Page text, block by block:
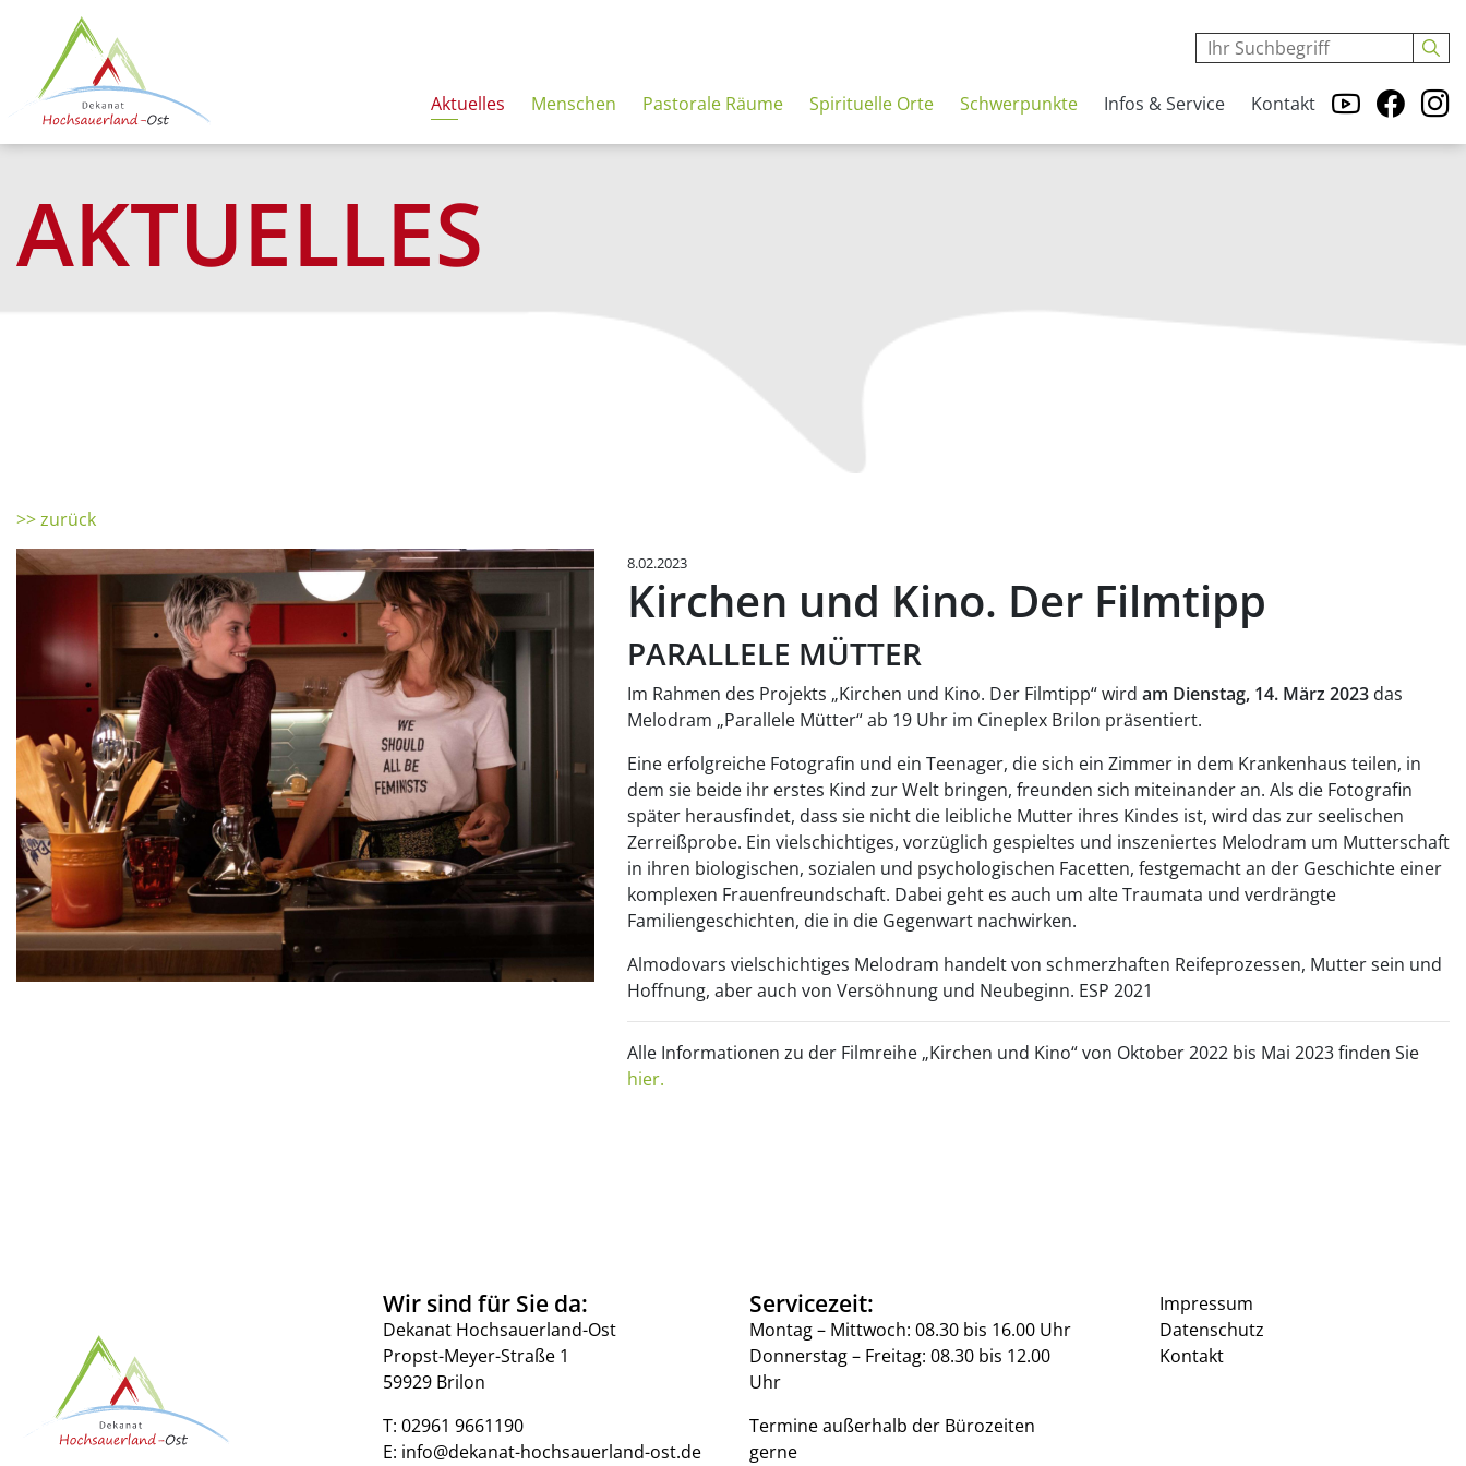
Aktuelles Menschen Pastorale Räume Spirituelle Orte Schwerpunkte Infos & Service Kontakt
AKTUELLES
>> zurück
8.02.2023
Kirchen und Kino. Der Filmtipp
PARALLELE MÜTTER
Im Rahmen des Projekts „Kirchen und Kino. Der Filmtipp“ wird am Dienstag, 14. März 2023 das
Melodram „Parallele Mütter“ ab 19 Uhr im Cineplex Brilon präsentiert.
Eine erfolgreiche Fotografin und ein Teenager, die sich ein Zimmer in dem Krankenhaus teilen, in
dem sie beide ihr erstes Kind zur Welt bringen, freunden sich miteinander an. Als die Fotografin
später herausfindet, dass sie nicht die leibliche Mutter ihres Kindes ist, wird das zur seelischen
Zerreißprobe. Ein vielschichtiges, vorzüglich gespieltes und inszeniertes Melodram um Mutterschaft
in ihren biologischen, sozialen und psychologischen Facetten, festgemacht an der Geschichte einer
komplexen Frauenfreundschaft. Dabei geht es auch um alte Traumata und verdrängte
Familiengeschichten, die in die Gegenwart nachwirken.
Almodovars vielschichtiges Melodram handelt von schmerzhaften Reifeprozessen, Mutter sein und
Hoffnung, aber auch von Versöhnung und Neubeginn. ESP 2021
Alle Informationen zu der Filmreihe „Kirchen und Kino“ von Oktober 2022 bis Mai 2023 finden Sie
hier.
Wir sind für Sie da:
Dekanat Hochsauerland-Ost
Propst-Meyer-Straße 1
59929 Brilon
T: 02961 9661190
E: info@dekanat-hochsauerland-ost.de
Servicezeit:
Montag – Mittwoch: 08.30 bis 16.00 Uhr
Donnerstag – Freitag: 08.30 bis 12.00
Uhr
Termine außerhalb der Bürozeiten
gerne
Impressum
Datenschutz
Kontakt